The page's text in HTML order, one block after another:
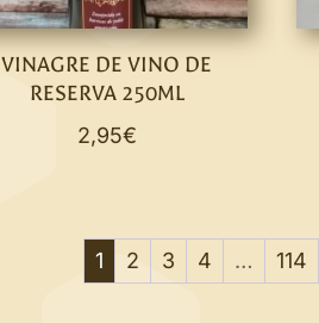
VINAGRE DE VINO DE
RESERVA 250ML
2,95€
1 2 3 4 … 114